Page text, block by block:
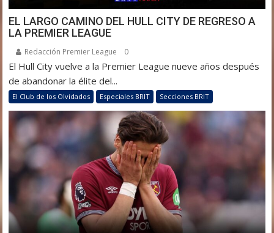
EL LARGO CAMINO DEL HULL CITY DE REGRESO A
LA PREMIER LEAGUE
Redacción Premier League 0
El Hull City vuelve a la Premier League nueve años después
de abandonar la élite del...
El Club de los Olvidados Especiales BRIT Secciones BRIT